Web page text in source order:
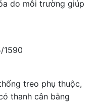
do môi trường giúp
1590
treo phụ thuộc,
thanh cân bằng